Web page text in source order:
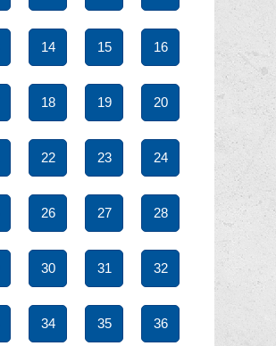
14 15 16
18 19 20
22 23 24
26 27 28
30 31 32
34 35 36